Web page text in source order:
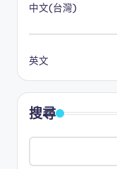
中文(台灣)
英文
搜尋